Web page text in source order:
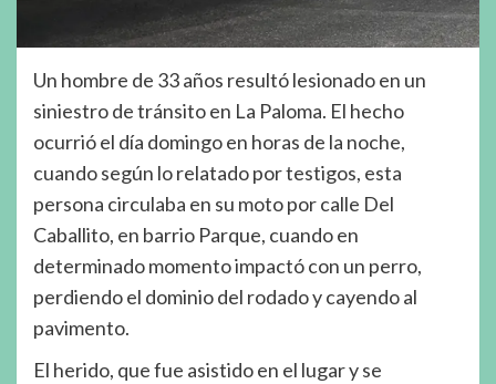
Un hombre de 33 años resultó lesionado en un
siniestro de tránsito en La Paloma. El hecho
ocurrió el día domingo en horas de la noche,
cuando según lo relatado por testigos, esta
persona circulaba en su moto por calle Del
Caballito, en barrio Parque, cuando en
determinado momento impactó con un perro,
perdiendo el dominio del rodado y cayendo al
pavimento.
El herido, que fue asistido en el lugar y se